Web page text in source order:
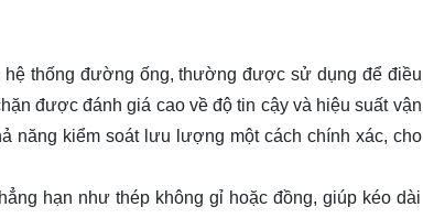
hệ thống đường ống, thường được sử dụng để điều
được đánh giá cao về độ tin cậy và hiệu suất vận
năng kiểm soát lưu lượng một cách chính xác, cho
hạn như thép không gỉ hoặc đồng, giúp kéo dài